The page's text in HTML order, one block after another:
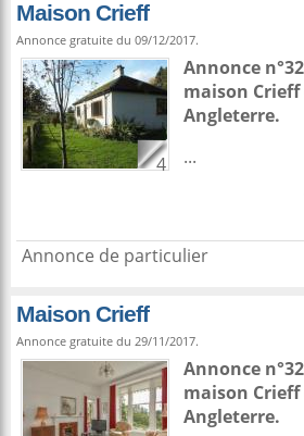
Maison Crieff
Annonce gratuite du 09/12/2017.
4
Annonce
maison Crieff
Angleterre.
...
Annonce de particulier
Maison Crieff
Annonce gratuite du 29/11/2017.
Annonce
maison Crieff
Angleterre.